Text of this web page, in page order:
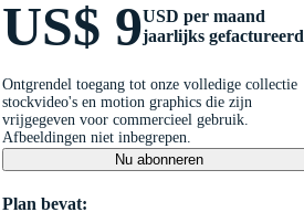
US$ 9USD per maand
jaarlijks gefactureerd
Ontgrendel toegang tot onze volledige collectie
stockvideo's en motion graphics die zijn
vrijgegeven voor commercieel gebruik.
Afbeeldingen niet inbegrepen.
Nu abonneren
Plan bevat: